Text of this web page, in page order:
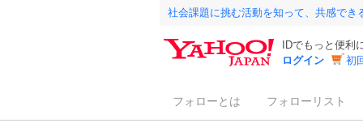
社会課題に挑む活動を知って、共感でき
IDでもっと便利
ログイン
初
フォローとは フォローリスト